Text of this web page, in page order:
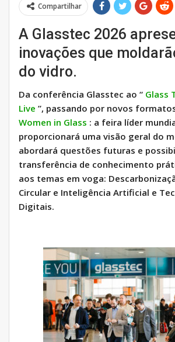
Compartilhar
A Glasstec 2026
inovações que
do vidro.
Da conferência Glasstec ao “ Glass
Live ”, passando por novos
Women in Glass : a feira líder
proporcionará uma visão geral do
abordará questões futuras e
transferência de conhecimento
aos temas em voga:
Circular e Inteligência Artificial e
Digitais.